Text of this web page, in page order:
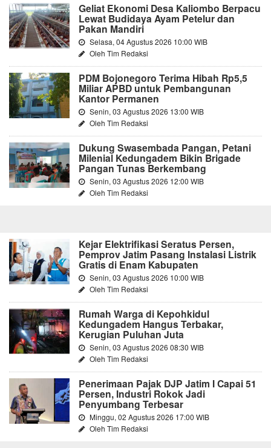
Geliat Ekonomi Desa Kaliombo Berpacu
Lewat Budidaya Ayam Petelur dan
Pakan Mandiri
Selasa, 04 Agustus 2026 10:00 WIB
Oleh Tim Redaksi
PDM Bojonegoro Terima Hibah Rp5,5
Miliar APBD untuk Pembangunan
Kantor Permanen
Senin, 03 Agustus 2026 13:00 WIB
Oleh Tim Redaksi
Dukung Swasembada Pangan, Petani
Milenial Kedungadem Bikin Brigade
Pangan Tunas Berkembang
Senin, 03 Agustus 2026 12:00 WIB
Oleh Tim Redaksi
Kejar Elektrifikasi Seratus Persen,
Pemprov Jatim Pasang Instalasi Listrik
Gratis di Enam Kabupaten
Senin, 03 Agustus 2026 10:00 WIB
Oleh Tim Redaksi
Rumah Warga di Kepohkidul
Kedungadem Hangus Terbakar,
Kerugian Puluhan Juta
Senin, 03 Agustus 2026 08:30 WIB
Oleh Tim Redaksi
Penerimaan Pajak DJP Jatim I Capai 51
Persen, Industri Rokok Jadi
Penyumbang Terbesar
Minggu, 02 Agustus 2026 17:00 WIB
Oleh Tim Redaksi